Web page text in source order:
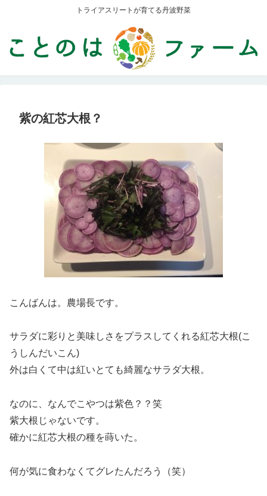
トライアスリートが育てる丹波野菜
紫の紅芯大根？
こんばんは。農場長です。
サラダに彩りと美味しさをプラスしてくれる紅芯大根(こ
うしんだいこん)
外は白くて中は紅いとても綺麗なサラダ大根。
なのに、なんでこやつは紫色？？笑
紫大根じゃないです。
確かに紅芯大根の種を蒔いた。
何が気に食わなくてグレたんだろう（笑）